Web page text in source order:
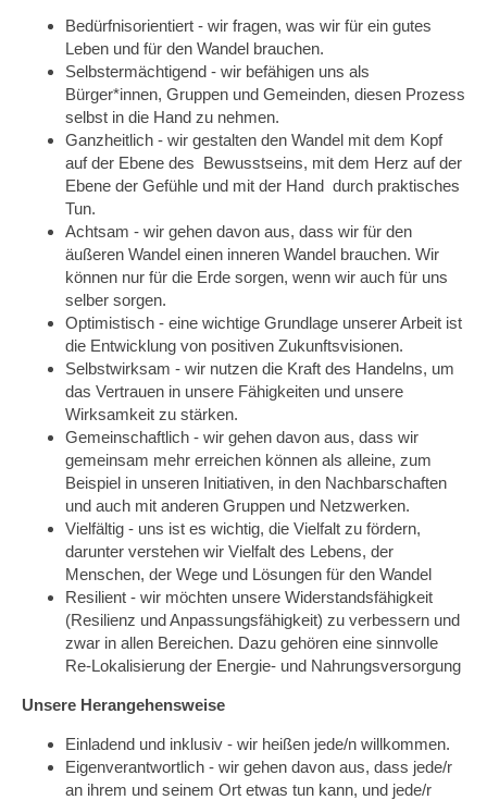
Bedürfnisorientiert - wir fragen, was wir für ein gutes
Leben und für den Wandel brauchen.
Selbstermächtigend - wir befähigen uns als
Bürger*innen, Gruppen und Gemeinden, diesen Prozess
selbst in die Hand zu nehmen.
Ganzheitlich - wir gestalten den Wandel mit dem Kopf
auf der Ebene des Bewusstseins, mit dem Herz auf der
Ebene der Gefühle und mit der Hand durch praktisches
Tun.
Achtsam - wir gehen davon aus, dass wir für den
äußeren Wandel einen inneren Wandel brauchen. Wir
können nur für die Erde sorgen, wenn wir auch für uns
selber sorgen.
Optimistisch - eine wichtige Grundlage unserer Arbeit ist
die Entwicklung von positiven Zukunftsvisionen.
Selbstwirksam - wir nutzen die Kraft des Handelns, um
das Vertrauen in unsere Fähigkeiten und unsere
Wirksamkeit zu stärken.
Gemeinschaftlich - wir gehen davon aus, dass wir
gemeinsam mehr erreichen können als alleine, zum
Beispiel in unseren Initiativen, in den Nachbarschaften
und auch mit anderen Gruppen und Netzwerken.
Vielfältig - uns ist es wichtig, die Vielfalt zu fördern,
darunter verstehen wir Vielfalt des Lebens, der
Menschen, der Wege und Lösungen für den Wandel
Resilient - wir möchten unsere Widerstandsfähigkeit
(Resilienz und Anpassungsfähigkeit) zu verbessern und
zwar in allen Bereichen. Dazu gehören eine sinnvolle
Re-Lokalisierung der Energie- und Nahrungsversorgung
Unsere Herangehensweise
Einladend und inklusiv - wir heißen jede/n willkommen.
Eigenverantwortlich - wir gehen davon aus, dass jede/r
an ihrem und seinem Ort etwas tun kann, und jede/r